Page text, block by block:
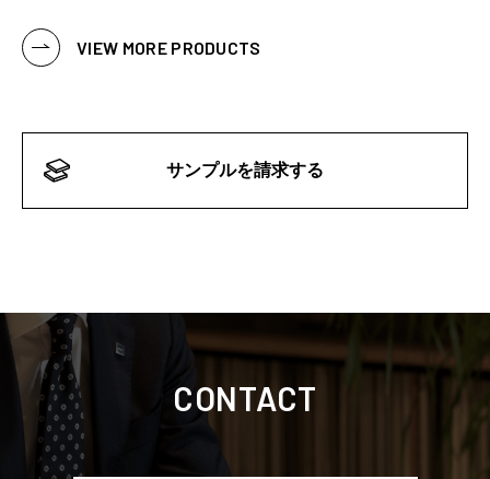
VIEW MORE PRODUCTS
サンプルを請求する
CONTACT